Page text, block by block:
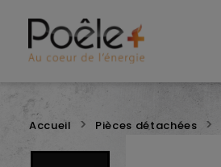
Accueil Pièces détachées